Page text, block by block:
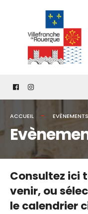
content
ACCUEIL
Consultez ici
venir,ou
le calendrier